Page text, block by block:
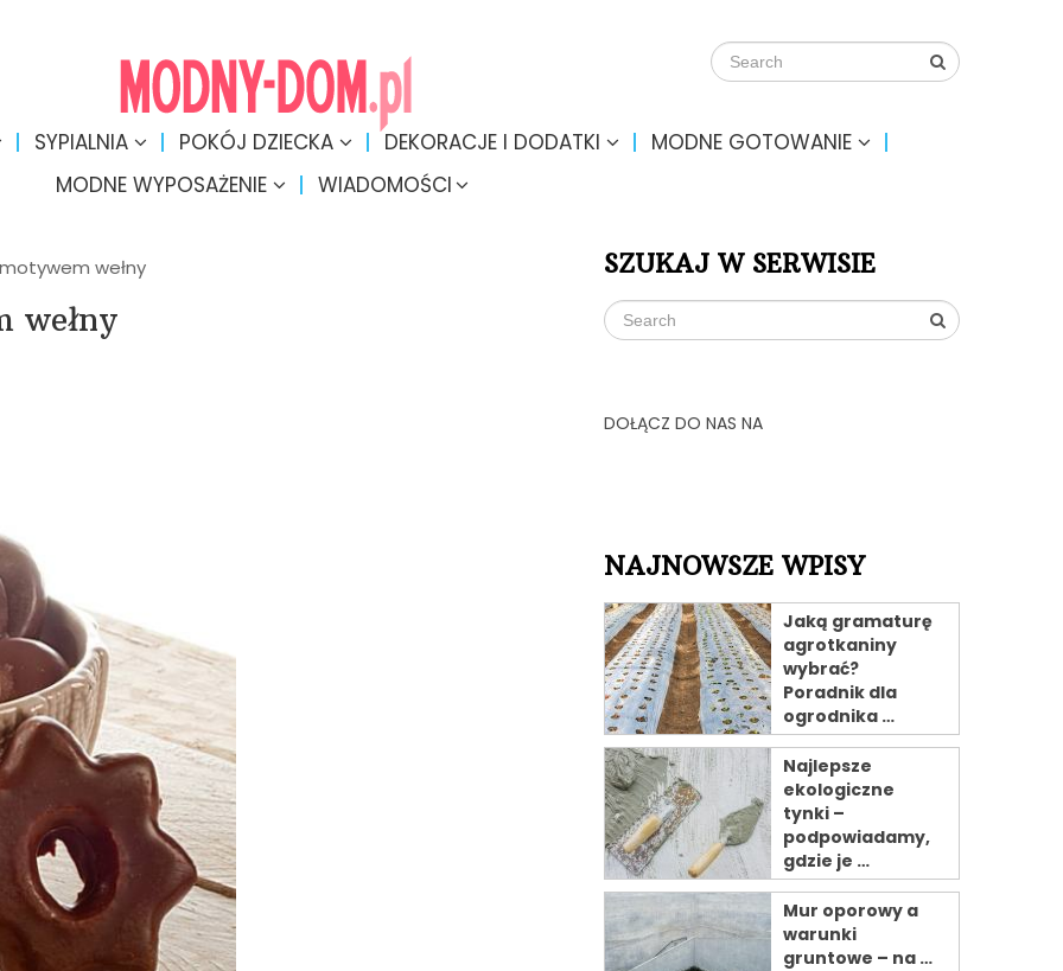
SYPIALNIA POKÓJ DZIECKA DEKORACJE I DODATKI
MODNE GOTOWANIE
MODNE WYPOSAŻENIE
WIADOMOŚCI
wełny
wełny
SZUKAJ W SERWISIE
DOŁĄCZ DO NAS NA
NAJNOWSZE WPISY
Jaką gramaturę
agrotkaniny
wybrać?
Poradnik dla
ogrodnika …
Najlepsze
ekologiczne
tynki –
podpowiadamy,
gdzie je …
Mur oporowy a
warunki
gruntowe – na …